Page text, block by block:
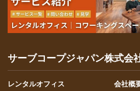
サーブコープジャパン株式会
レンタルオフィス
会社概